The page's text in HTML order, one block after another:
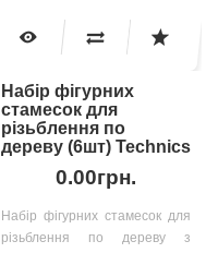
Набір фігурних
стамесок для
різьблення по
дереву (6шт) Technics
0.00грн.
Набір фігурних стамесок для
різьблення по дереву з